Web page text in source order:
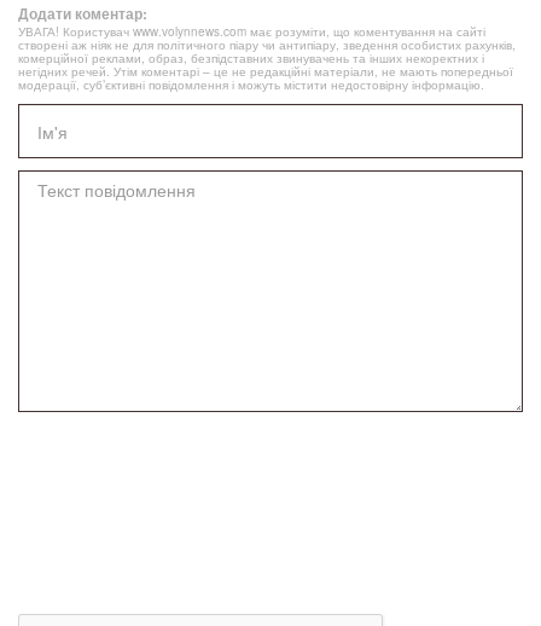
Додати коментар:
УВАГА! Користувач www.volynnews.com має розуміти, що коментування на сайті
створені аж ніяк не для політичного піару чи антипіару, зведення особистих рахунків,
комерційної реклами, образ, безпідставних звинувачень та інших некоректних і
негідних речей. Утім коментарі – це не редакційні матеріали, не мають попередньої
модерації, суб’єктивні повідомлення і можуть містити недостовірну інформацію.